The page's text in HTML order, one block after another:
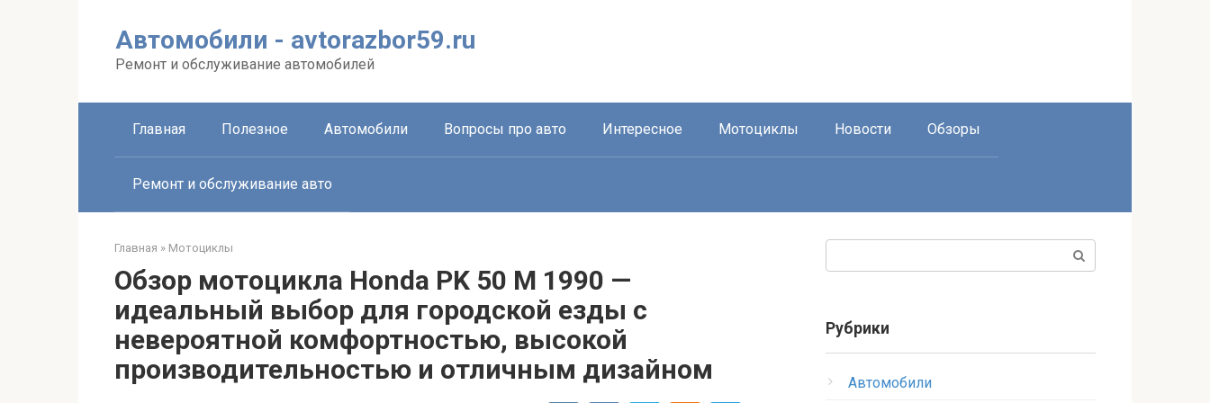
Автомобили - avtorazbor59.ru
Ремонт и обслуживание автомобилей
Главная Полезное Автомобили Вопросы про авто Интересное Мотоциклы Новости Обзоры
Ремонт и обслуживание авто
Главная » Мотоциклы
Обзор мотоцикла Honda PK 50 M 1990 —
идеальный выбор для городской езды с
невероятной комфортностью, высокой
производительностью и отличным дизайном
Рубрики
Автомобили